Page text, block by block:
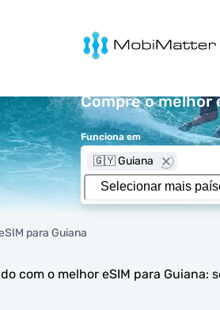
MobiMatter
Compre o melhor
Funciona em
🇬🇾 Guiana
para Guiana
com o melhor eSIM para